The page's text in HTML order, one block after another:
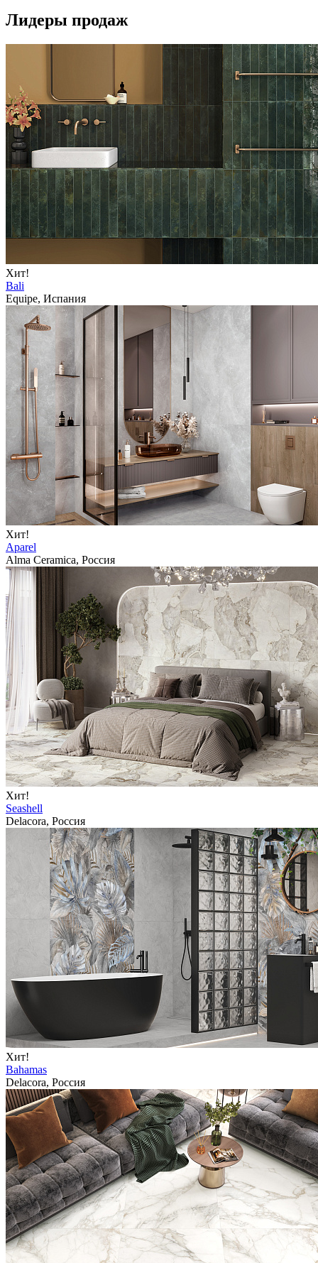
Лидеры продаж
Хит!
Bali
Equipe, Испания
Хит!
Aparel
Alma Ceramica, Россия
Хит!
Seashell
Delacora, Россия
Хит!
Bahamas
Delacora, Россия